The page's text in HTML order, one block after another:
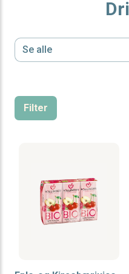
Filter